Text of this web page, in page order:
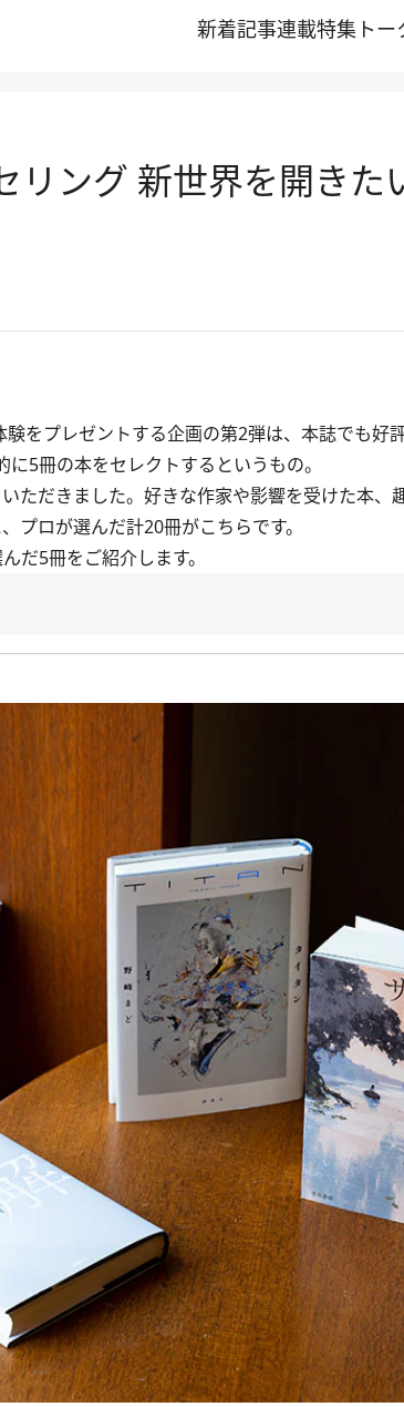
新着記事連載特集 ト
リング 新世界を開き
をプレゼントする企画の第2弾は、本誌でも好
5冊の本をセレクトするというもの。
ただきました。好きな作家や影響を受けた本、
プロが選んだ計20冊がこちらです。
だ5冊をご紹介します。